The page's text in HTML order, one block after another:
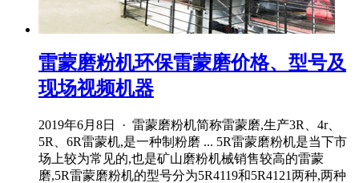
雷蒙磨粉机环保雷蒙磨价格、型号及
现场视频机器
2019年6月8日 · 雷蒙磨粉机简称雷蒙磨,生产3R、4r、
5R、6R雷蒙机,是一种制粉磨 ... 5R雷蒙磨粉机是当下市
场上较为常见的,也是矿山磨粉机械销售较高的雷蒙
磨,5R雷蒙磨粉机的型号分为5R4119和5R4121两种,两种